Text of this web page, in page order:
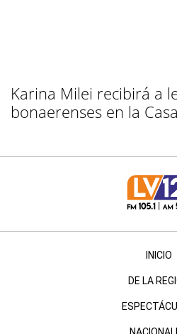
Karina Milei recibirá a
bonaerenses en la
INICIO
DE LA